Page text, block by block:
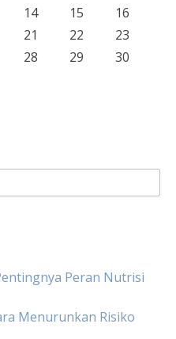
14 15
16
21 22
23
28 29
30
Peran Nutrisi
Menurunkan Risiko